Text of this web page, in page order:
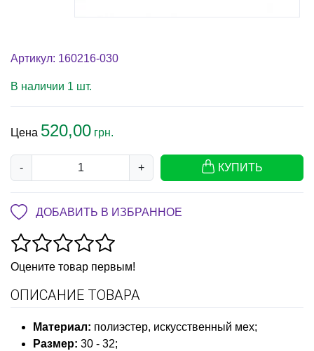
Артикул: 160216-030
В наличии 1 шт.
Цена 520,00 грн.
- + КУПИТЬ
ДОБАВИТЬ В ИЗБРАННОЕ
Оцените товар первым!
ОПИСАНИЕ ТОВАРА
Материал: полиэстер, искусственный мех;
Размер: 30 - 32;